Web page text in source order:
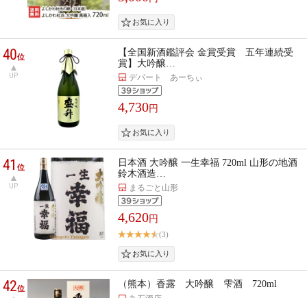
40位
UP
【全国新酒鑑評会 金賞受賞 五年連続受
賞】大吟醸…
デパート あーちぃ
4,730円
41位
UP
日本酒 大吟醸 一生幸福 720ml 山形の地酒
鈴木酒造…
まるごと山形
4,620円
(3)
42位 （熊本）香露 大吟醸 雫酒 720ml